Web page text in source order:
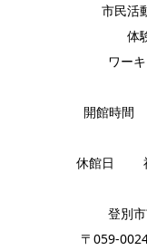
市民活
体
ワー
開館時間
土・
休館日 祝
登別
〒059-